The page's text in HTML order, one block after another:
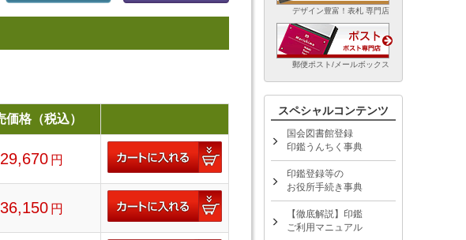
価格（税込）
29,670 円
36,150 円
デザイン豊富！表札 専門店
郵便ポスト/メールボックス
スペシャルコンテンツ
国会図書館登録
印鑑うんちく事典
印鑑登録等の
お役所手続き事典
【徹底解説】印鑑
ご利用マニュアル